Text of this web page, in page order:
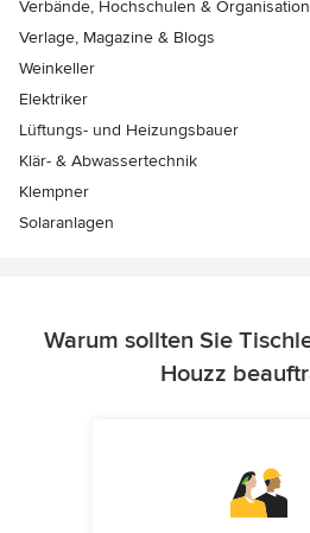
Verbände, Hochschulen &
Verlage, Magazine & Blogs
Weinkeller
Elektriker
Lüftungs- und Heizungsbauer
Klär- & Abwassertechnik
Klempner
Solaranlagen
Warum sollten Sie
Houzz